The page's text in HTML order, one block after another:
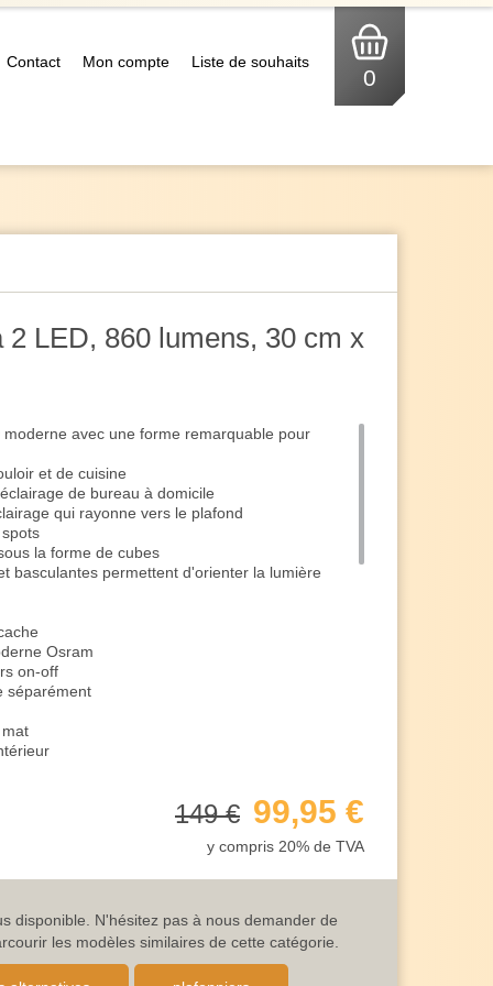
Contact Mon compte Liste de souhaits
0
2 LED, 860 lumens, 30 cm x
avec une forme remarquable pour
et de cuisine
de bureau à domicile
qui rayonne vers le plafond
la forme de cubes
basculantes permettent d'orienter la lumière
Osram
on-off
séparément
8,5 cm
(la lumière de fond)
de 330 lumens
de lumière blanche chaude
149 € 99,95 €
y compris 20% de TVA
disponible. N'hésitez pas à nous demander de
les modèles similaires de cette catégorie.